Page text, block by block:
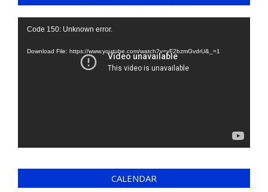
Video
Code 150: Unknown error.
Download File: https://www.youtube.com/watch?v=yF2bzmGvdrU&_=1
CALENDAR